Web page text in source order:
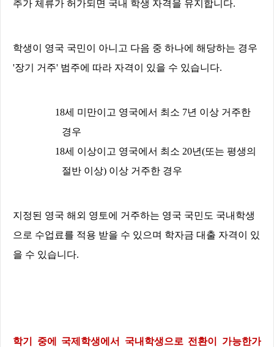
추가 체류가 허가되면 국내 학생 자격을 유지합니다.
학생이 영국 국민이 아니고 다음 중 하나에 해당하는 경우
'장기 거주' 범주에 따라 자격이 있을 수 있습니다.
18세 미만이고 영국에서 최소 7년 이상 거주한
경우
18세 이상이고 영국에서 최소 20년(또는 평생의
절반 이상) 이상 거주한 경우
지정된 영국 해외 영토에 거주하는 영국 국민도 국내학생
으로 수업료를 적용 받을 수 있으며 학자금 대출 자격이 있
을 수 있습니다.
학기 중에 국제학생에서 국내학생으로 전환이 가능한가